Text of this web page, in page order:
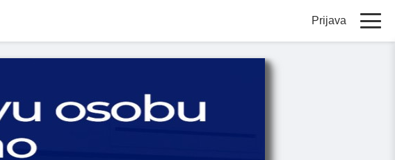
Prijava